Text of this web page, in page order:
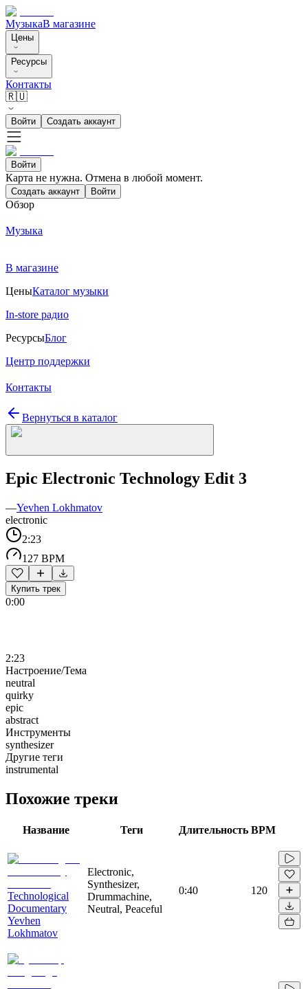
МузыкаВ магазине
Цены
Ресурсы
Контакты
🇷🇺
Войти Создать аккаунт
Войти
Карта не нужна. Отмена в любой момент.
Создать аккаунт Войти
Обзор
Музыка
В магазине
ЦеныКаталог музыки
In-store радио
РесурсыБлог
Центр поддержки
Контакты
Вернуться в каталог
Epic Electronic Technology Edit 3
—Yevhen Lokhmatov
electronic
2:23
127 BPM
Купить трек
0:00
2:23
Настроение/Тема
neutral
quirky
epic
abstract
Инструменты
synthesizer
Другие теги
instrumental
Похожие треки
Название Теги Длительность BPM
Technological
Documentary
Yevhen
Lokhmatov
Electronic,
Synthesizer,
Drummachine,
Neutral, Peaceful
0:40 120